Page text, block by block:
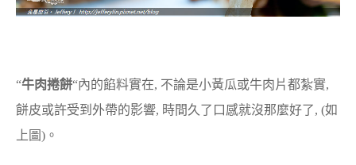
“牛肉捲餅“內的餡料實在, 不論是小黃瓜或牛肉片都紮實,
餅皮或許受到外帶的影響, 時間久了口感就沒那麼好了, (如
上圖)。